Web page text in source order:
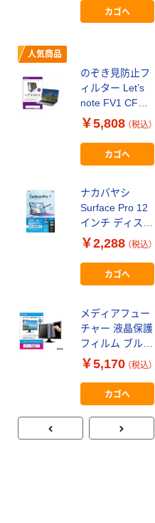
k0001261705 1
枚（直送品）
カゴへ
人気商品
のぞき見防止フ
ィルター Let’s
note FV1 CFー
FV1 14 private-
pc-moni-
k0001437561 1
枚（直送品）
￥5,808 （税込）
カゴへ
ナカバヤシ
Surface Pro 12
インチ ディスプ
レイ保護フィル
ム/光沢・指紋防
止 TBF-
SFP25FLS 1枚
￥2,288 （税込）
カゴへ
メディアフュー
チャー 液晶保護
フィルム ブルー
ライトカット 反
射防止 24インチ
free-blc-24 1枚
69-2906-19（直
送品）
￥5,170 （税込）
カゴへ